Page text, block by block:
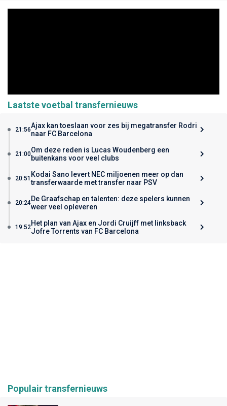
Laatste voetbal transfernieuws
21:56Ajax kan toeslaan voor zes bij megatransfer Rodri
naar FC Barcelona
21:00Om deze reden is Lucas Woudenberg een
buitenkans voor veel clubs
20:51 Kodai Sano levert NEC miljoenen meer op dan
transferwaarde met transfer naar PSV
20:24De Graafschap en talenten: deze spelers kunnen
weer veel opleveren
19:52Het plan van Ajax en Jordi Cruijff met linksback
Jofre Torrents van FC Barcelona
Populair transfernieuws